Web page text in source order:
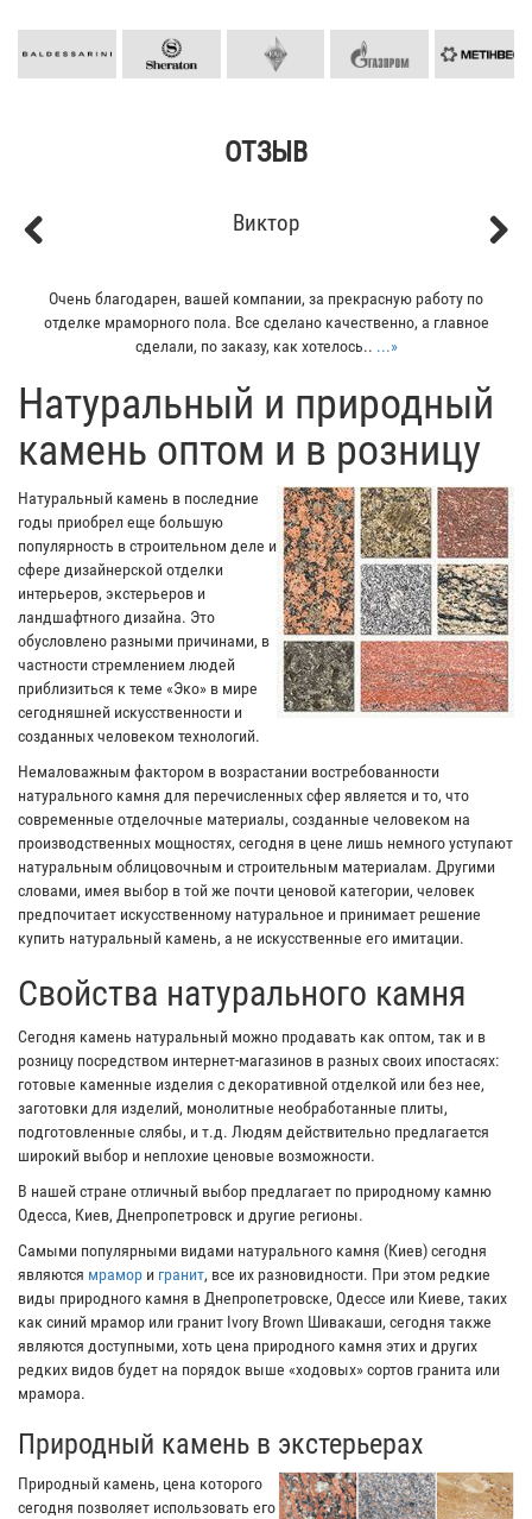
ОТЗЫВ
Кирилл
Мой отец заказывал плитку из гранита для своего дома. Больше
всего понравилось - индивидуальный подход к клиенту. Отец
остался очень доволен......»
​Натуральный и природный
камень оптом и в розницу
Натуральный камень в последние
годы приобрел еще большую
популярность в строительном деле и
сфере дизайнерской отделки
интерьеров, экстерьеров и
ландшафтного дизайна. Это
обусловлено разными причинами, в
частности стремлением людей
приблизиться к теме «Эко» в мире
сегодняшней искусственности и
созданных человеком технологий.
Немаловажным фактором в возрастании востребованности
натурального камня для перечисленных сфер является и то, что
современные отделочные материалы, созданные человеком на
производственных мощностях, сегодня в цене лишь немного уступают
натуральным облицовочным и строительным материалам. Другими
словами, имея выбор в той же почти ценовой категории, человек
предпочитает искусственному натуральное и принимает решение
купить натуральный камень, а не искусственные его имитации.
Свойства натурального камня
Сегодня камень натуральный можно продавать как оптом, так и в
розницу посредством интернет-магазинов в разных своих ипостасях:
готовые каменные изделия с декоративной отделкой или без нее,
заготовки для изделий, монолитные необработанные плиты,
подготовленные слябы, и т.д. Людям действительно предлагается
широкий выбор и неплохие ценовые возможности.
В нашей стране отличный выбор предлагает по природному камню
Одесса, Киев, Днепропетровск и другие регионы.
Самыми популярными видами натурального камня (Киев) сегодня
являются мрамор и гранит, все их разновидности. При этом редкие
виды природного камня в Днепропетровске, Одессе или Киеве, таких
как синий мрамор или гранит Ivory Brown Шивакаши, сегодня также
являются доступными, хоть цена природного камня этих и других
редких видов будет на порядок выше «ходовых» сортов гранита или
мрамора.
Природный камень в экстерьерах
Природный камень, цена которого
сегодня позволяет использовать его